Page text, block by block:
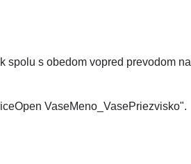
spolu s obedom vopred prevodom na
VaseMeno_VasePriezvisko".